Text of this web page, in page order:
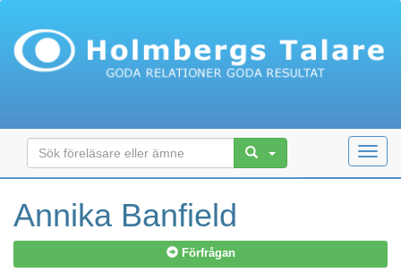
Annika Banfield
Förfrågan